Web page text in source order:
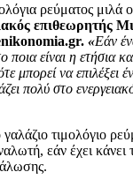
ρεύματος μιλά
επιθεωρητής
«Εάν
ποια είναι η ετήσια
μπορεί να επιλέξει
πολύ στο
τιμολόγιο
εάν έχει κάνει